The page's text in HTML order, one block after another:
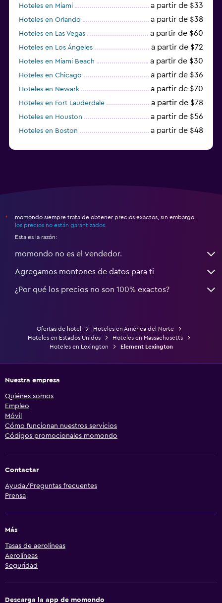
Hoteles en Miami a partir de $33
Hoteles en Orlando a partir de $38
Hoteles en Las Vegas a partir de $60
Hoteles en Los Ángeles a partir de $72
Hoteles en Miami Beach a partir de $30
Hoteles en Chicago a partir de $36
Hoteles en Newark a partir de $70
Hoteles en Fort Lauderdale a partir de $78
Hoteles en Houston a partir de $56
Hoteles en Boston a partir de $48
*
momondo siempre trata de obtener precios exactos, sin embargo,
los precios no están garantizados
Esta es la razón:
momondo no es el vendedor.
Agregamos montones de datos para ti
¿Por qué los precios no son 100% exactos?
Ofertas de hotel
Hoteles en América del Norte
Hoteles en Estados Unidos
Hoteles en Massachusetts
Hoteles en Lexington
Element Lexington
Nuestra empresa
Quiénes somos
Empleo
Móvil
Cómo funcionan nuestros servicios
Códigos promocionales momondo
Contactar
Ayuda/Preguntas frecuentes
Prensa
Más
Tasas de aerolíneas
Aerolíneas
Seguridad
Descarga la app de momondo